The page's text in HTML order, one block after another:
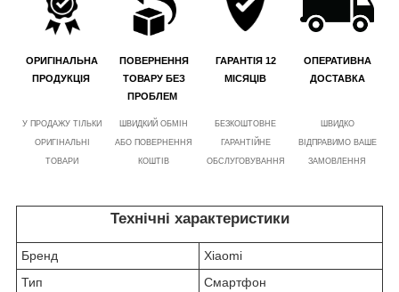
ОРИГІНАЛЬНА
ПРОДУКЦІЯ
ПОВЕРНЕННЯ
ТОВАРУ БЕЗ
ПРОБЛЕМ
ГАРАНТІЯ 12
МІСЯЦІВ
ОПЕРАТИВНА
ДОСТАВКА
У ПРОДАЖУ ТІЛЬКИ
ОРИГІНАЛЬНІ
ТОВАРИ
ШВИДКИЙ ОБМІН
АБО ПОВЕРНЕННЯ
КОШТІВ
БЕЗКОШТОВНЕ
ГАРАНТІЙНЕ
ОБСЛУГОВУВАННЯ
ШВИДКО
ВІДПРАВИМО ВАШЕ
ЗАМОВЛЕННЯ
Технічні характеристики
Бренд
Xiaomi
Тип
Смартфон